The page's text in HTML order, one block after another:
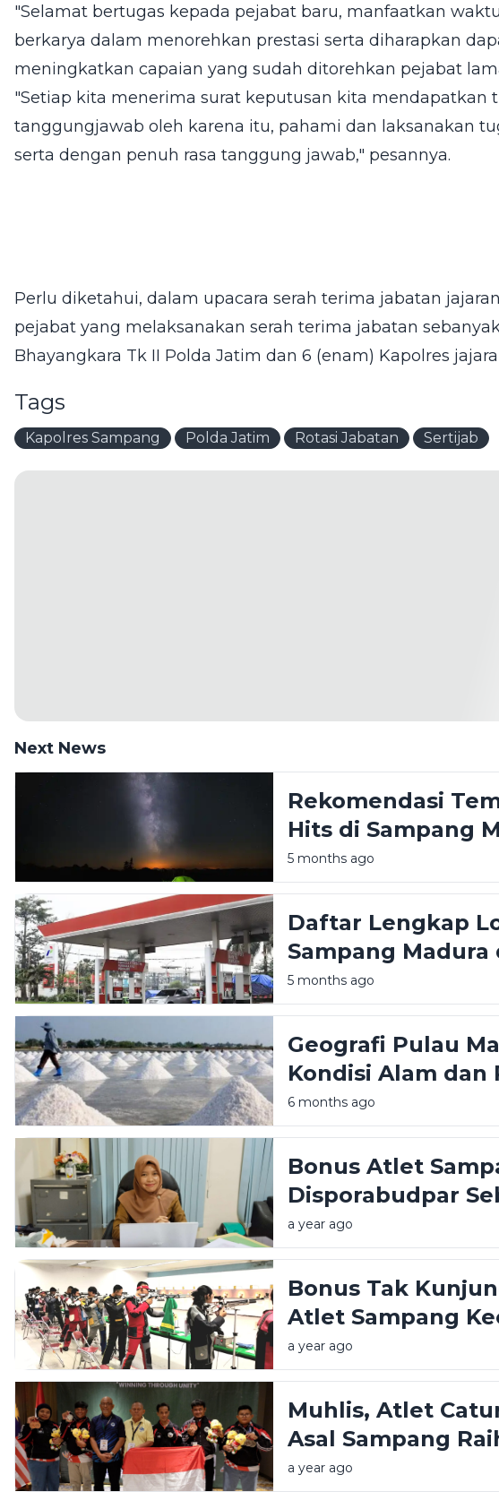
"Selamat bertugas kepada pejabat baru, manfaatkan
berkarya dalam menorehkan prestasi serta diharapkan
meningkatkan capaian yang sudah ditorehkan pejabat
"Setiap kita menerima surat keputusan kita mendapatkan
tanggungjawab oleh karena itu, pahami dan laksanakan
serta dengan penuh rasa tanggung jawab," pesannya.
Perlu diketahui, dalam upacara serah terima jabatan
pejabat yang melaksanakan serah terima jabatan
Bhayangkara Tk II Polda Jatim dan 6 (enam) Kapolres
Tags
Kapolres Sampang Polda Jatim Rotasi Jabatan Sertijab
Next News
Rekomendasi
Hits di Sampang
Liburan Akhir
5 months ago
Daftar Lengkap
Sampang Madura
5 months ago
Geografi Pulau
Kondisi Alam dan
Produksi Garam
6 months ago
Bonus Atlet
Disporabudpar
Hibah Tak
a year ago
Bonus Tak
Atlet Sampang
a year ago
Muhlis, Atlet
Asal Sampang
SEA Deaf Games
a year ago